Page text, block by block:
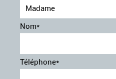
Détecteur de fatigue
écran tactile
ESP
immobilisateur
Madame
Nom*
Téléphone*